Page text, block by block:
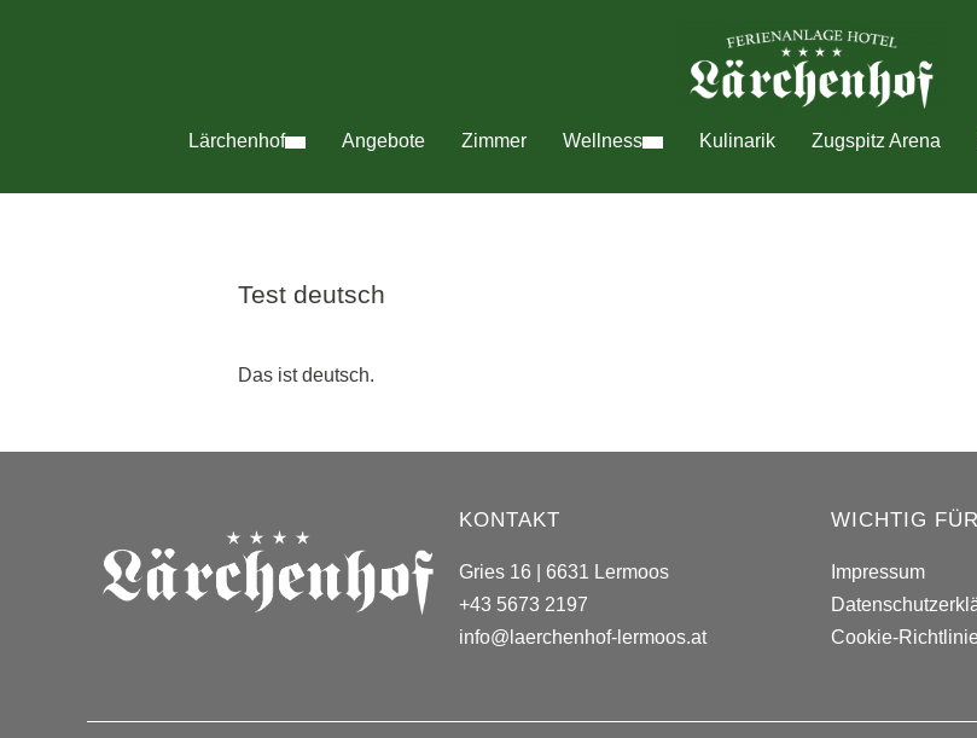
Lärchenhof Angebote Zimmer Wellness Kulinarik Zugspitz Arena
Test deutsch
Das ist deutsch.
KONTAKT
Gries 16 | 6631 Lermoos
+43 5673 2197
info@laerchenhof-lermoos.at
WICHTIG
Impressum
Cookie-